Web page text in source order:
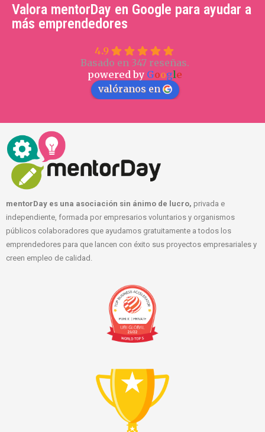
Valora mentorDay en Google para ayudar a
más emprendedores
4.9
Basado en 347 reseñas.
powered by Google
valóranos en
mentorDay es una asociación sin ánimo de lucro, privada e
independiente, formada por empresarios voluntarios y organismos
públicos colaboradores que ayudamos gratuitamente a todos los
emprendedores para que lancen con éxito sus proyectos empresariales y
creen empleo de calidad.